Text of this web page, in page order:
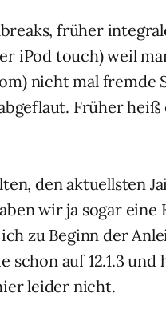
früher
iPod touch) weil
nicht mal fremde
Früher
den aktuellsten
wir ja sogar
zu Beginn der
schon auf 12.1.3
leider nicht.